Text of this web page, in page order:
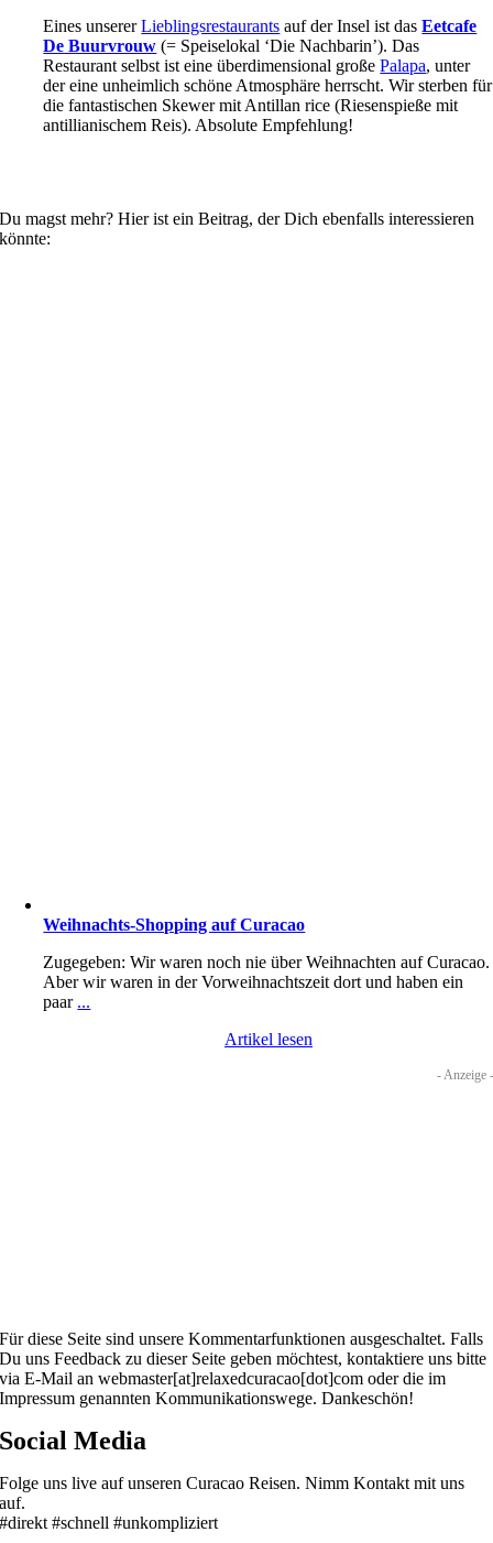
Eines unsererLieblingsrestaurants auf der Insel ist dasEetcafe
De Buurvrouw (= Speiselokal ‘Die Nachbarin’). Das
Restaurant selbst ist eine überdimensional großePalapa, unter
der eine unheimlich schöne Atmosphäre herrscht. Wir sterben für
die fantastischen Skewer mit Antillan rice (Riesenspieße mit
antillianischem Reis). Absolute Empfehlung!
Du magst mehr? Hier ist ein Beitrag, der Dich ebenfalls interessieren
könnte:
Weihnachts-Shopping auf Curacao
Zugegeben: Wir waren noch nie über Weihnachten auf Curacao.
Aber wir waren in der Vorweihnachtszeit dort und haben ein
paar ...
Artikel lesen
- Anzeige -
Für diese Seite sind unsere Kommentarfunktionen ausgeschaltet. Falls
Du uns Feedback zu dieser Seite geben möchtest, kontaktiere uns bitte
via E-Mail an webmaster[at]relaxedcuracao[dot]com oder die im
Impressum genannten Kommunikationswege. Dankeschön!
Social Media
Folge uns live auf unseren Curacao Reisen. Nimm Kontakt mit uns
auf.
#direkt #schnell #unkompliziert